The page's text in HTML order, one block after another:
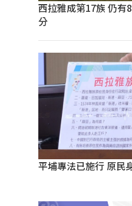
西拉雅成第17族 仍有
分
平埔專法已施行 原民